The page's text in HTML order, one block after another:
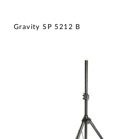
Añadir a wishlist
Gravity SP 5212 B